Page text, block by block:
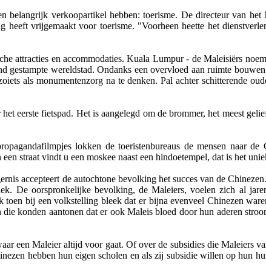
verkoopartikel hebben: toerisme. De directeur van
vrijgemaakt voor toerisme. "Voorheen heette het
attracties en accommodaties. Kuala Lumpur - de Maleisiërs
wereldstad. Ondanks een overvloed aan ruimte
als monumentenzorg na te denken. Pal achter schitterende
eerste fietspad. Het is aangelegd om de brommer, het meest
lokken de toeristenbureaus de mensen naar de
straat vindt u een moskee naast een hindoetempel, dat is het
accepteert de autochtone bevolking het succes van de
De oorspronkelijke bevolking, de Maleiers, voelen zich al
bij een volkstelling bleek dat er bijna evenveel Chinezen
konden aantonen dat er ook Maleis bloed door hun aderen
een Maleier altijd voor gaat. Of over de subsidies die Maleiers
hebben hun eigen scholen en als zij subsidie willen op hun